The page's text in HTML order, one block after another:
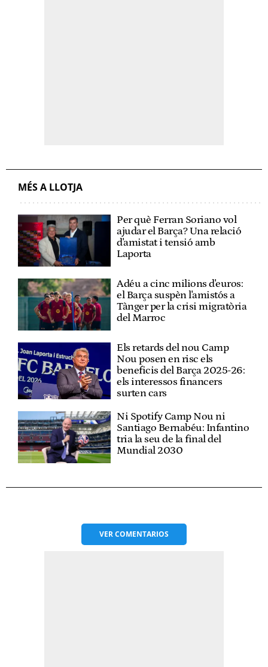
MÉS A LLOTJA
Per què Ferran Soriano vol
ajudar el Barça? Una relació
d'amistat i tensió amb
Laporta
Adéu a cinc milions d'euros:
el Barça suspèn l'amistós a
Tànger per la crisi migratòria
del Marroc
Els retards del nou Camp
Nou posen en risc els
beneficis del Barça 2025-26:
els interessos financers
surten cars
Ni Spotify Camp Nou ni
Santiago Bernabéu: Infantino
tria la seu de la final del
Mundial 2030
VERCOMENTARIOS